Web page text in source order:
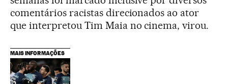
comentários racistas direcionados ao ator
que interpretou Tim Maia no cinema, virou.
MAIS INFORMAÇÕES